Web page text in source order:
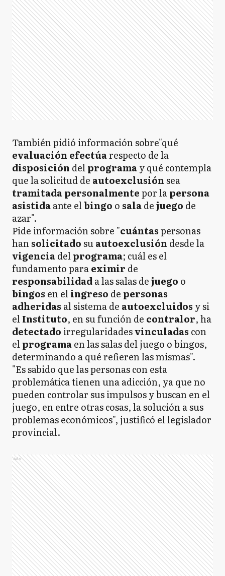
También pidió información sobre"qué
evaluación efectúarespecto de la
disposición delprogramay qué contempla
que la solicitud de autoexclusiónsea
tramitada personalmentepor lapersona
asistidaante elbingo o saladejuego de
azar".
Pide información sobre "cuántaspersonas
hansolicitadosuautoexclusión desde la
vigenciadelprograma; cuál es el
fundamento paraeximir de
responsabilidada las salas dejuego o
bingos en elingreso de personas
adheridas al sistema de autoexcluidos y si
elInstituto, en su función de contralor, ha
detectado irregularidadesvinculadas con
elprogramaen las salas del juego o bingos,
determinando a qué refieren las mismas".
"Es sabido que las personas con esta
problemática tienen una adicción, ya que no
pueden controlar sus impulsos y buscan en el
juego, en entre otras cosas, la solución a sus
problemas económicos", justificó el legislador
provincial.
Ads